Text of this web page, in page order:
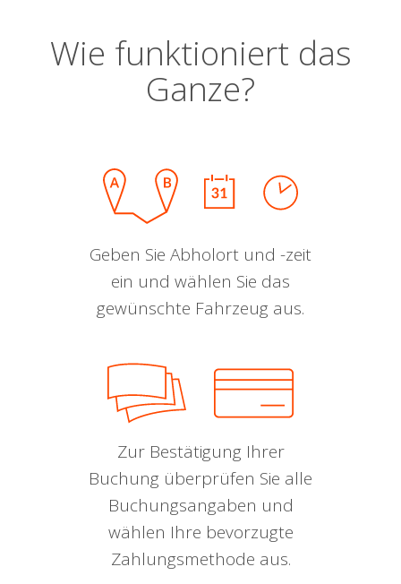
Wie funktioniert das
Ganze?
Geben Sie Abholort und -zeit
ein und wählen Sie das
gewünschte Fahrzeug aus.
Zur Bestätigung Ihrer
Buchung überprüfen Sie alle
Buchungsangaben und
wählen Ihre bevorzugte
Zahlungsmethode aus.